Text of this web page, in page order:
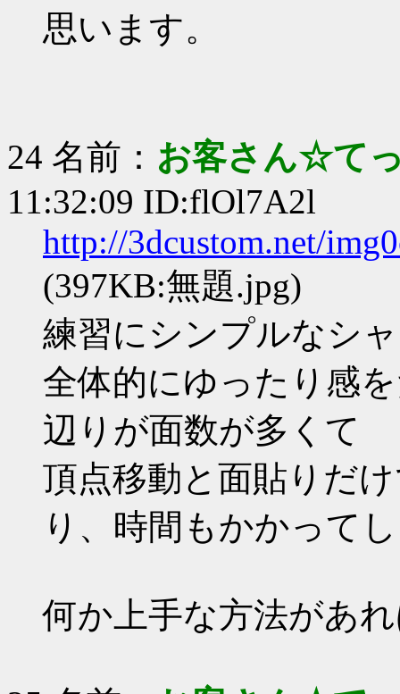
思います。
24 名前： お客さん☆て
11:32:09 ID:flOl7A2l
http://3dcustom.net/
(397KB:無題.jpg)
練習にシンプルなシ
全体的にゆったり感
辺りが面数が多くて
頂点移動と面貼りだ
り、時間もかかって
何か上手な方法があ